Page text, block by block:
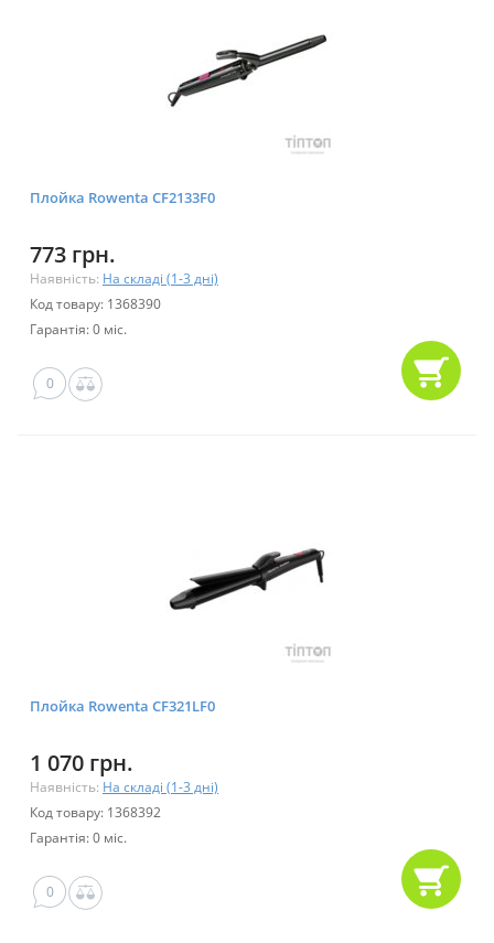
Плойка Rowenta CF2133F0
773 грн.
Наявність: На складі (1-3 дні)
Код товару: 1368390
Гарантія: 0 міс.
0
Плойка Rowenta CF321LF0
1 070 грн.
Наявність: На складі (1-3 дні)
Код товару: 1368392
Гарантія: 0 міс.
0